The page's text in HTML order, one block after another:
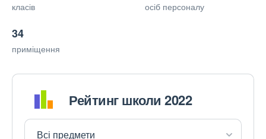
класів осіб персоналу
34
приміщення
Рейтинг школи 2022